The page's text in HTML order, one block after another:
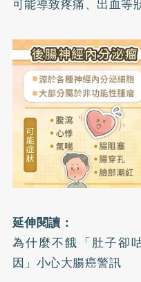
可能導致疼痛、出血等
延伸閱讀：
為什麼不餓「肚子卻
因」小心大腸癌警訊